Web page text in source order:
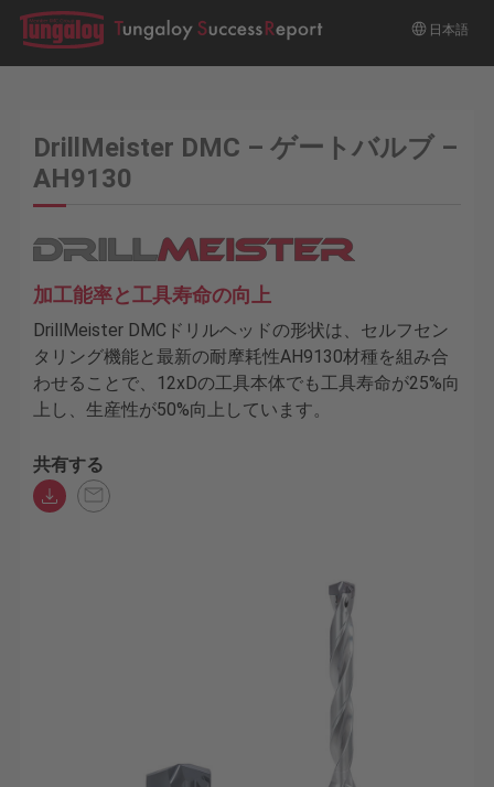
日本語
DrillMeister DMC – ゲートバルブ –
AH9130
加工能率と工具寿命の向上
DrillMeister DMCドリルヘッドの形状は、セルフセン
タリング機能と最新の耐摩耗性AH9130材種を組み合
わせることで、12xDの工具本体でも工具寿命が25%向
上し、生産性が50%向上しています。
共有する